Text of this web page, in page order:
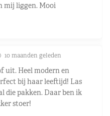
mij liggen. Mooi
10 maanden geleden
uit. Heel modern en
bij haar leeftijd! Las
die pakken. Daar ben ik
stoer!